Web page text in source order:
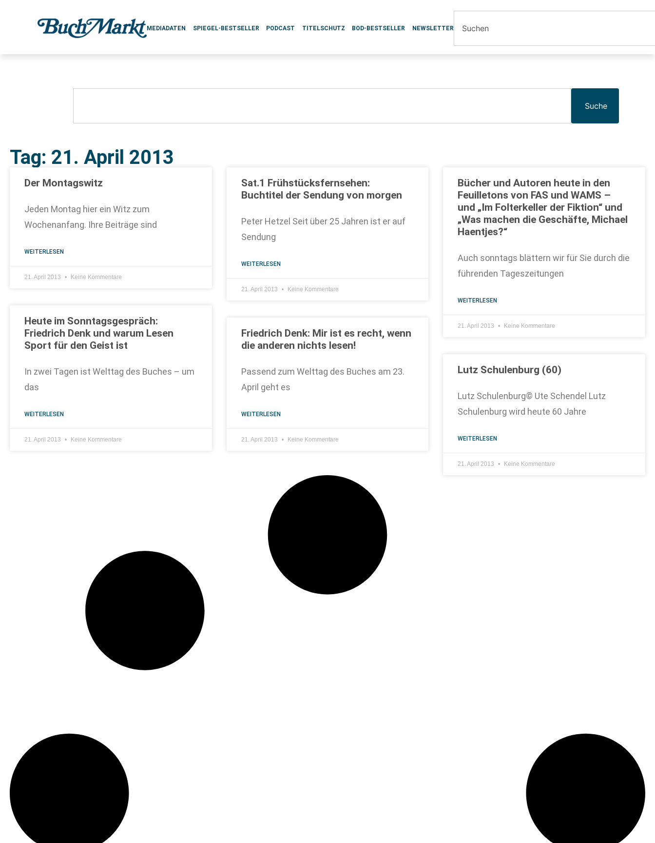
MEDIADATEN SPIEGEL-BESTSELLER PODCAST TITELSCHUTZ BOD-BESTSELLER NEWSLETTER
Suche
Tag: 21. April 2013
Der Montagswitz
Jeden Montag hier ein Witz zum
Wochenanfang. Ihre Beiträge sind
WEITERLESEN
21. April 2013 Keine Kommentare
Sat.1 Frühstücksfernsehen:
Buchtitel der Sendung von morgen
Peter Hetzel Seit über 25 Jahren ist er auf
Sendung
WEITERLESEN
21. April 2013 Keine Kommentare
Bücher und Autoren heute in den
Feuilletons von FAS und WAMS –
und „Im Folterkeller der Fiktion“ und
„Was machen die Geschäfte, Michael
Haentjes?“
Auch sonntags blättern wir für Sie durch die
führenden Tageszeitungen
WEITERLESEN
21. April 2013 Keine Kommentare
Heute im Sonntagsgespräch:
Friedrich Denk und warum Lesen
Sport für den Geist ist
In zwei Tagen ist Welttag des Buches – um
das
WEITERLESEN
21. April 2013 Keine Kommentare
Friedrich Denk: Mir ist es recht, wenn
die anderen nichts lesen!
Passend zum Welttag des Buches am 23.
April geht es
WEITERLESEN
21. April 2013 Keine Kommentare
Lutz Schulenburg (60)
Lutz Schulenburg© Ute Schendel Lutz
Schulenburg wird heute 60 Jahre
WEITERLESEN
21. April 2013 Keine Kommentare